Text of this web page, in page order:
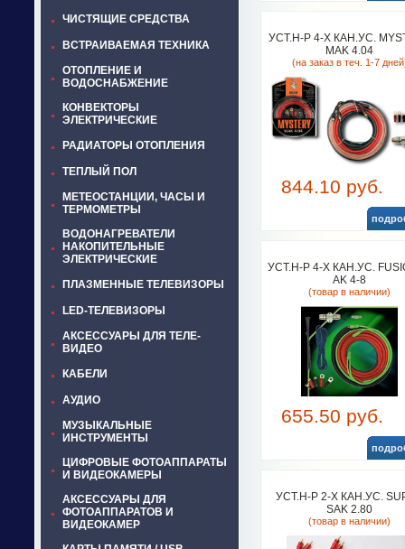
ЧИСТЯЩИЕ СРЕДСТВА
ВСТРАИВАЕМАЯ ТЕХНИКА
ОТОПЛЕНИЕ И
ВОДОСНАБЖЕНИЕ
КОНВЕКТОРЫ
ЭЛЕКТРИЧЕСКИЕ
РАДИАТОРЫ ОТОПЛЕНИЯ
ТЕПЛЫЙ ПОЛ
МЕТЕОСТАНЦИИ, ЧАСЫ И
ТЕРМОМЕТРЫ
ВОДОНАГРЕВАТЕЛИ
НАКОПИТЕЛЬНЫЕ
ЭЛЕКТРИЧЕСКИЕ
ПЛАЗМЕННЫЕ ТЕЛЕВИЗОРЫ
LED-ТЕЛЕВИЗОРЫ
АКСЕССУАРЫ ДЛЯ ТЕЛЕ-
ВИДЕО
КАБЕЛИ
АУДИО
МУЗЫКАЛЬНЫЕ
ИНСТРУМЕНТЫ
ЦИФРОВЫЕ ФОТОАППАРАТЫ
И ВИДЕОКАМЕРЫ
АКСЕССУАРЫ ДЛЯ
ФОТОАППАРАТОВ И
ВИДЕОКАМЕР
УСТ.Н-Р 4-Х КАН.УС.
MAK 4.04
(на заказ в теч. 1-7
844.10 руб.
УСТ.Н-Р 4-Х КАН.УС.
AK 4-8
(товар в наличии)
655.50 руб.
УСТ.Н-Р 2-Х КАН.УС.
SAK 2.80
(товар в наличии)